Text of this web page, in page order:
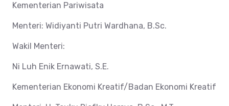
Kementerian Pariwisata
Menteri: Widiyanti Putri Wardhana, B.Sc.
Wakil Menteri:
Ni Luh Enik Ernawati, S.E.
Kementerian Ekonomi Kreatif/Badan Ekonomi Kreatif